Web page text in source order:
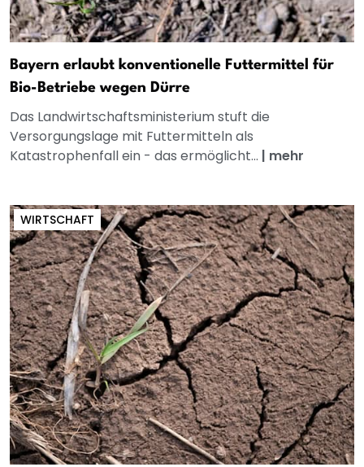
Bayern erlaubt konventionelle Futtermittel für
Bio-Betriebe wegen Dürre
Das Landwirtschaftsministerium stuft die
Versorgungslage mit Futtermitteln als
Katastrophenfall ein - das ermöglicht... | mehr
WIRTSCHAFT